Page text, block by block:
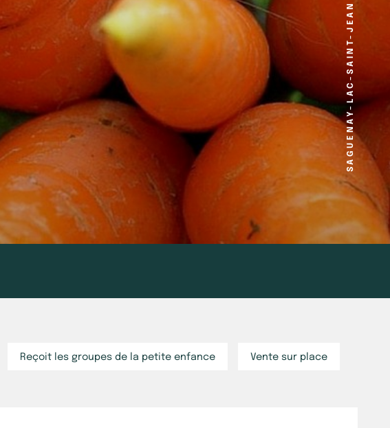
SAGUENAY-LAC-SAINT-JEAN
Reçoit les groupes de la petite enfance Vente sur place